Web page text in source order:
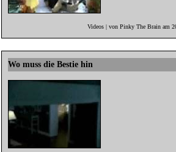
Videos | von Pinky The Brain am
Wo muss die Bestie hin